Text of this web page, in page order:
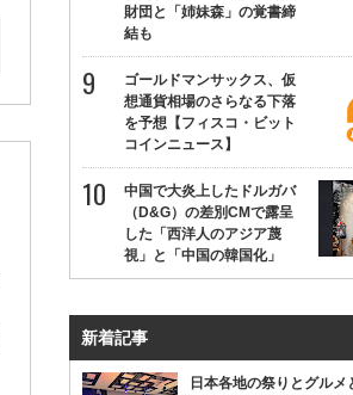
財団と「姉妹森」の覚書締
結も
ゴールドマンサックス、仮
想通貨相場のさらなる下落
を予想【フィスコ・ビット
コインニュース】
中国で大炎上したドルガバ
（D&G）の差別CMで露呈
した「西洋人のアジア蔑
視」と「中国の韓国化」
新着記事
日本各地の祭りとグルメ